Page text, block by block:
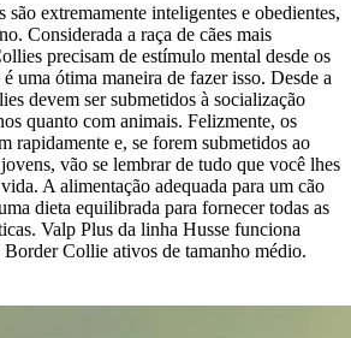
extremamente inteligentes e obedientes,
Considerada a raça de cães mais
precisam de estímulo mental desde os
uma ótima maneira de fazer isso. Desde a
devem ser submetidos à socialização
quanto com animais. Felizmente, os
rapidamente e, se forem submetidos ao
vão se lembrar de tudo que você lhes
A alimentação adequada para um cão
dieta equilibrada para fornecer todas as
Valp Plus da linha Husse funciona
Collie ativos de tamanho médio.